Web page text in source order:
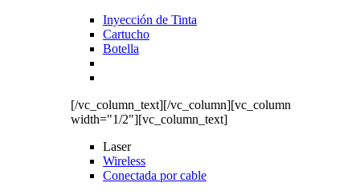
Inyección de Tinta
Cartucho
Botella
[/vc_column_text][/vc_column][vc_column
width="1/2"][vc_column_text]
Laser
Wireless
Conectada por cable